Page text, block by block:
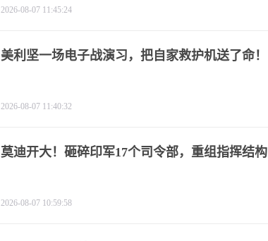
2026-08-07 11:45:24
美利坚一场电子战演习，把自家救护机送了命！
2026-08-07 11:40:32
莫迪开大！砸碎印军17个司令部，重组指挥结构
2026-08-07 10:59:58